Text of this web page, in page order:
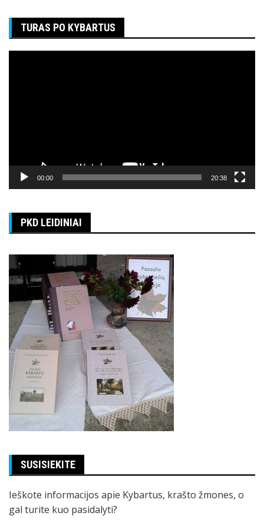
TURAS PO KYBARTUS
00:00 20:38
PKD LEIDINIAI
SUSISIEKITE
Ieškote informacijos apie Kybartus, krašto žmones, o
gal turite kuo pasidalyti?